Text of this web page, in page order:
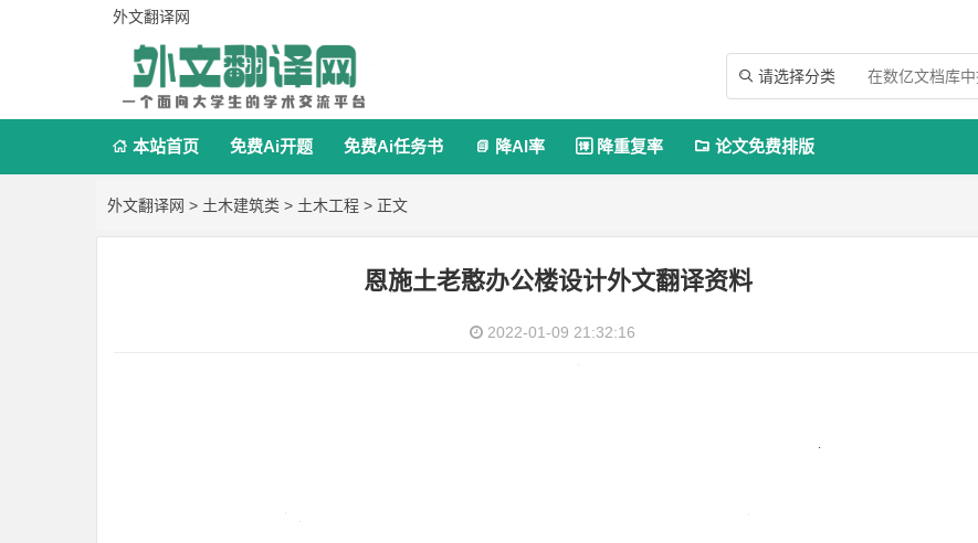
外文翻译网
 请选择分类
 本站首页 免费Ai开题 免费Ai任务书  降AI率  降重复率  论文免费排版
外文翻译网 > 土木建筑类 > 土木工程 > 正文
恩施土老憨办公楼设计外文翻译资料
2022-01-09 21:32:16